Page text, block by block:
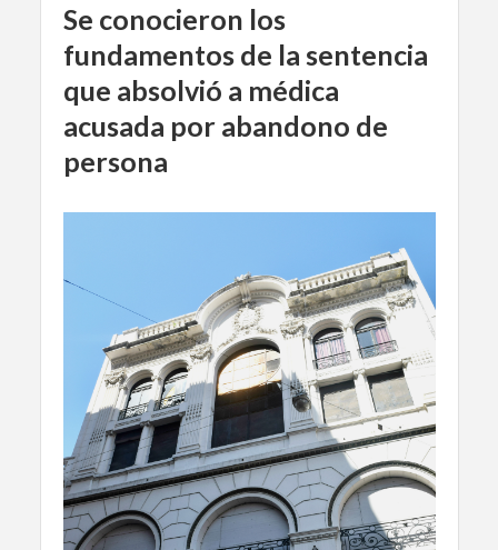
Se conocieron los
fundamentos de la sentencia
que absolvió a médica
acusada por abandono de
persona